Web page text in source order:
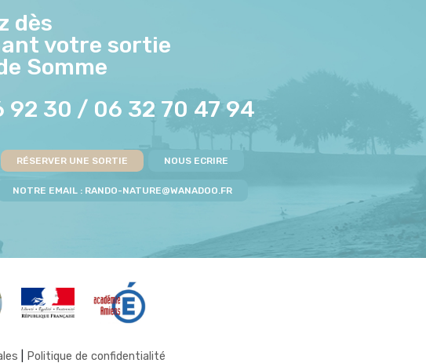
dès
votre sortie
Somme
92 30 / 06 32 70 47 94
RÉSERVER UNE SORTIE NOUS ECRIRE
NOTRE EMAIL : RANDO-NATURE@WANADOO.FR
Politique de confidentialité